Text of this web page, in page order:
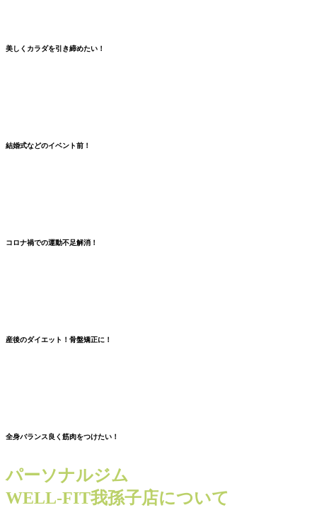
美しくカラダを引き締めたい！
結婚式などのイベント前！
コロナ禍での運動不足解消 ！
産後のダイエット！骨盤矯正に！
全身バランス良く筋肉をつけたい！
パーソナルジム
WELL-FIT我孫子店について